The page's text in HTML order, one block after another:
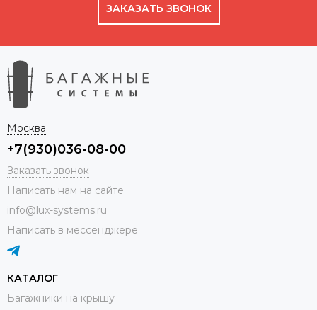
ЗАКАЗАТЬ ЗВОНОК
Москва
+7(930)036-08-00
Заказать звонок
Написать нам на сайте
info@lux-systems.ru
Написать в мессенджере
КАТАЛОГ
Багажники на крышу